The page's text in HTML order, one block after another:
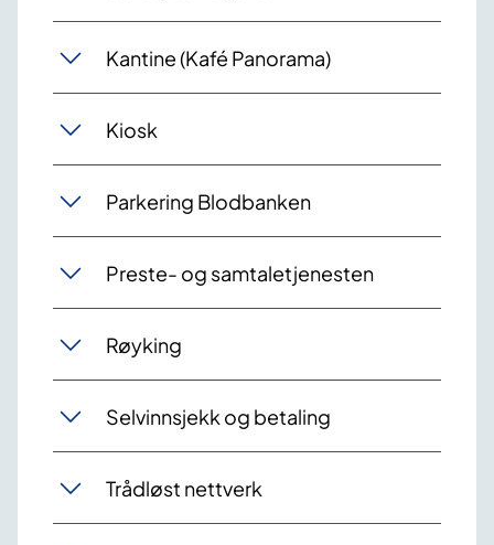
Kantine (Kafé Panorama)
Kiosk
Parkering Blodbanken
Preste- og samtaletjenesten
Røyking
Selvinnsjekk og betaling
Trådløst nettverk